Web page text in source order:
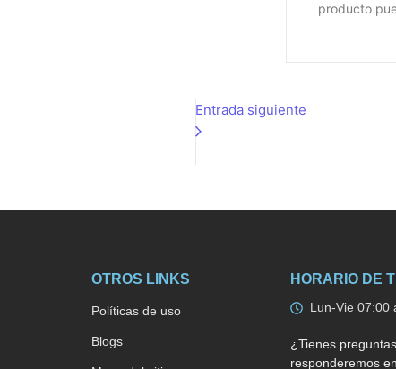
producto
Entrada siguiente
OTROS LINKS
Políticas de uso
Blogs
HORARIO DE
Lun-Vie 07:00
¿Tienes
responderemos